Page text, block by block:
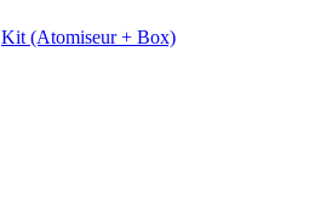
Kit (Atomiseur + Box)